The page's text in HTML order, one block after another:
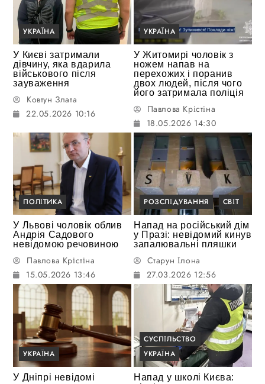
УКРАЇНА
У Києві затримали
дівчину, яка вдарила
військового після
зауваження
Ковтун Злата
22.05.2026 10:16
УКРАЇНА
У Житомирі чоловік з
ножем напав на
перехожих і поранив
двох людей, після чого
його затримала поліція
Павлова Крістіна
18.05.2026 14:30
ПОЛІТИКА
У Львові чоловік облив
Андрія Садового
невідомою речовиною
Павлова Крістіна
15.05.2026 13:46
РОЗСЛІДУВАННЯ СВІТ
Напад на російський дім
у Празі: невідомий кинув
запалювальні пляшки
Старун Ілона
27.03.2026 12:56
УКРАЇНА
У Дніпрі невідомі
СУСПІЛЬСТВО
УКРАЇНА
Напад у школі Києва: